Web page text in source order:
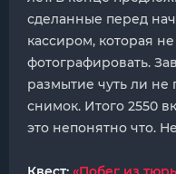
сделанные перед
кассиром, которая
фотографировать.
размытие чуть ли не
снимок. Итого 2550
это непонятно что.